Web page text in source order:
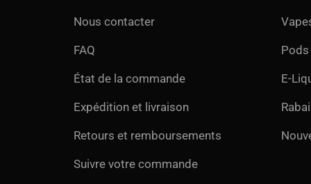
Nous contacter
FAQ
État de la commande
Expédition et livraison
Retours et remboursements
Suivre votre commande
Pods
E-